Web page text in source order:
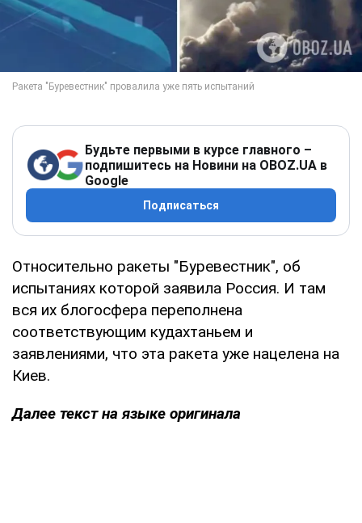
Будьте первыми в курсе главного –
подпишитесь на Новини на OBOZ.UA в
Google
Подписаться
Относительно ракеты "Буревестник", об
испытаниях которой заявила Россия. И там
вся их блогосфера переполнена
соответствующим кудахтаньем и
заявлениями, что эта ракета уже нацелена на
Киев.
Далее текст на языке оригинала